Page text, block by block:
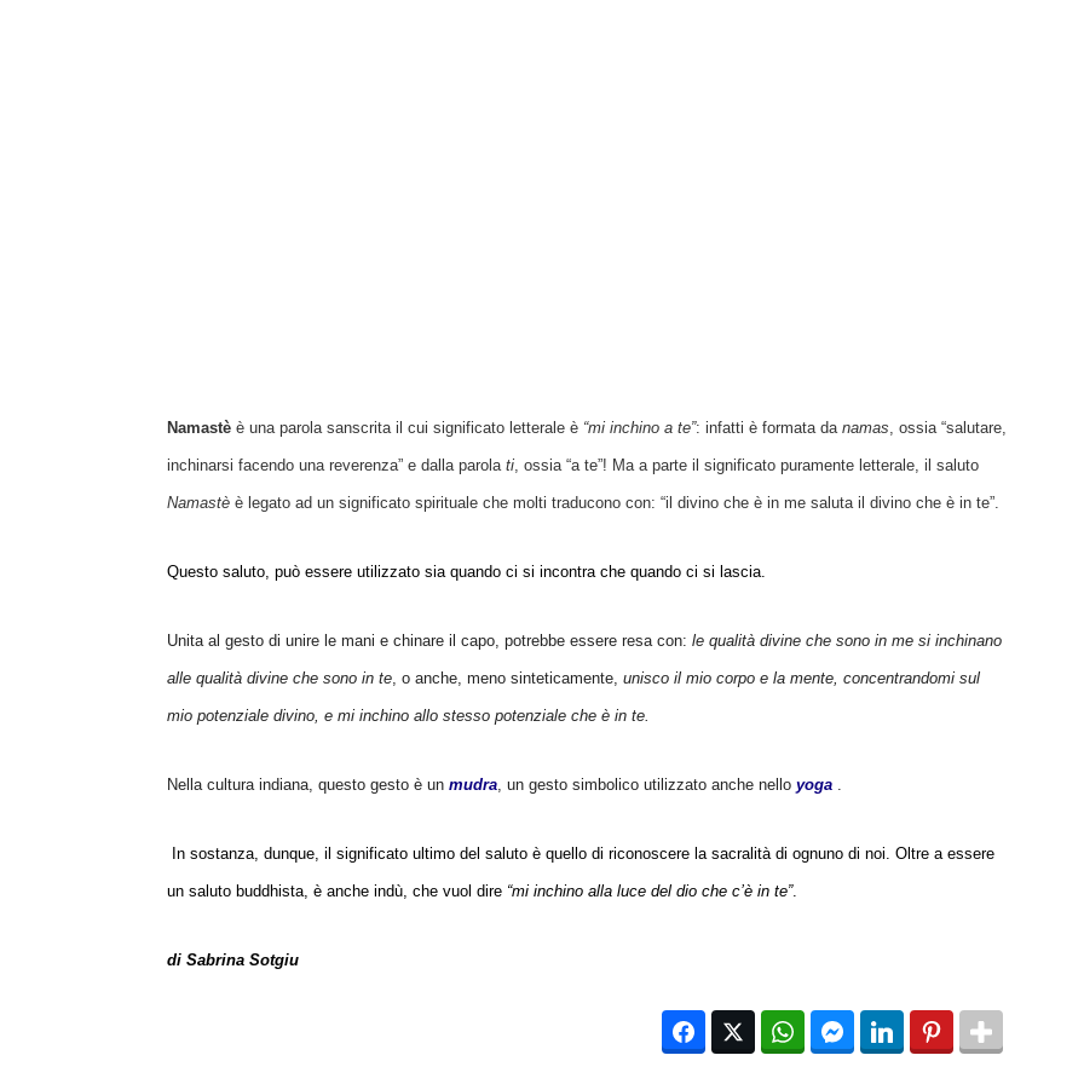
Namastè è una parola sanscrita il cui significato letterale è “mi inchino a te”: infatti è formata da namas, ossia “salutare,
inchinarsi facendo una reverenza” e dalla parola ti, ossia “a te”! Ma a parte il significato puramente letterale, il saluto
Namastè è legato ad un significato spirituale che molti traducono con: “il divino che è in me saluta il divino che è in te”.
Questo saluto, può essere utilizzato sia quando ci si incontra che quando ci si lascia.
Unita al gesto di unire le mani e chinare il capo, potrebbe essere resa con: le qualità divine che sono in me si inchinano
alle qualità divine che sono in te, o anche, meno sinteticamente, unisco il mio corpo e la mente, concentrandomi sul
mio potenziale divino, e mi inchino allo stesso potenziale che è in te.
Nella cultura indiana, questo gesto è un mudra, un gesto simbolico utilizzato anche nello yoga .
In sostanza, dunque, il significato ultimo del saluto è quello di riconoscere la sacralità di ognuno di noi. Oltre a essere
un saluto buddhista, è anche indù, che vuol dire “mi inchino alla luce del dio che c’è in te”.
di Sabrina Sotgiu
FacebookTwitter WhatsAppFacebook Messenger
LinkedIn Pinterest